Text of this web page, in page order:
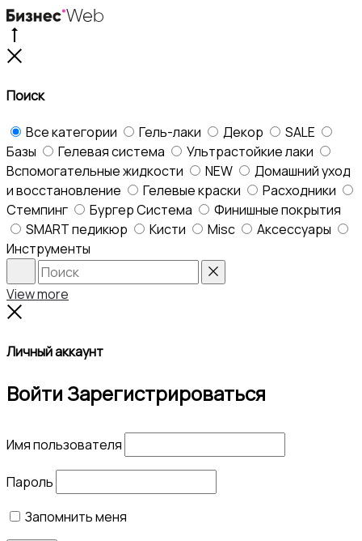
Поиск
Все категории Гель-лаки Декор
SALE
Базы
Гелевая система
Ультрастойкие лаки
Вспомогательные жидкости
NEW
Домашний уход
и восстановление
Гелевые краски
Расходники
Стемпинг
Бургер Система
Финишные покрытия
SMART педикюр
Кисти Misc
Аксессуары
Инструменты
Search
View more
Личный аккаунт
ВойтиЗарегистрироваться
Имя пользователя
Пароль
Запомнить меня